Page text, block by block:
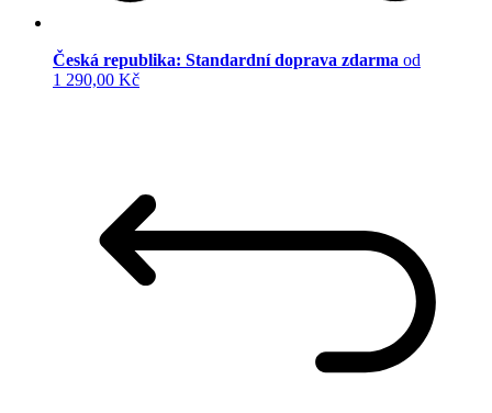
Česká republika: Standardní doprava zdarma od
1 290,00 Kč